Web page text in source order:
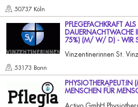
50737 Köln
PFLEGEFACHKRAFT ALS
DAUERNACHTWACHE
75%) (M/ W/ D) - WIR
Vinzentinerinnen St.
53173 Bonn
MENSCHEN FÜR
Activo GmbH